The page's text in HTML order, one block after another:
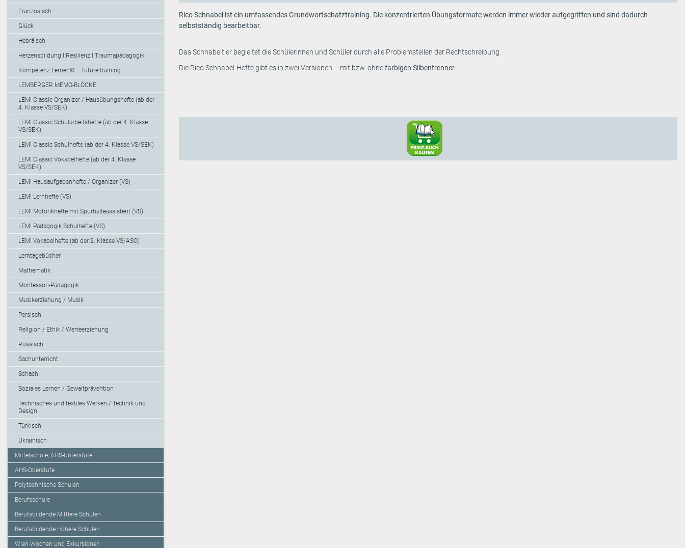
Französisch
Glück
Hebräisch
Herzensbildung I Resilienz I Traumapädagogik
Kompetenz Lernen® – future training
LEMBERGER MEMO-BLÖCKE
LEMI Classic Organizer / Hausübungshefte (ab der
4. Klasse VS/SEK)
LEMI Classic Schularbeitshefte (ab der 4. Klasse
VS/SEK)
LEMI Classic Schulhefte (ab der 4. Klasse VS/SEK)
LEMI Classic Vokabelhefte (ab der 4. Klasse
VS/SEK)
LEMI Hausaufgabenhefte / Organizer (VS)
LEMI Lernhefte (VS)
LEMI Motorikhefte mit Spurhalteassistent (VS)
LEMI Pädagogik Schulhefte (VS)
LEMI Vokabelhefte (ab der 2. Klasse VS/ASO)
Lerntagebücher
Mathematik
Montessori-Pädagogik
Musikerziehung / Musik
Persisch
Religion / Ethik / Werteerziehung
Russisch
Sachunterricht
Schach
Soziales Lernen / Gewaltprävention
Technisches und textiles Werken / Technik und
Design
Türkisch
Ukrainisch
Mittelschule, AHS-Unterstufe
AHS-Oberstufe
Polytechnische Schulen
Berufsschule
Berufsbildende Mittlere Schulen
Berufsbildende Höhere Schulen
Wien-Wochen und Exkursionen
Rico Schnabel ist ein umfassendes Grundwortschatztraining. Die konzentrierten Übungsformate werden immer wieder aufgegriffen und sind dadurch
selbstständig bearbeitbar.
Das Schnabeltier begleitet die Schülerinnen und Schüler durch alle Problemstellen der Rechtschreibung.
Die Rico Schnabel-Hefte gibt es in zwei Versionen – mit bzw. ohnefarbigen Silbentrenner.